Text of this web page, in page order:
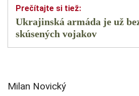
Ukrajinská armáda je už
skúsených vojakov
Milan Novický